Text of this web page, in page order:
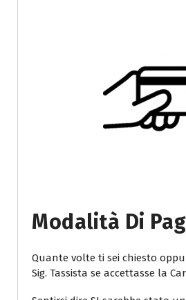
Modalità Di
Quante volte ti sei chiesto
Sig. Tassista se accettasse la